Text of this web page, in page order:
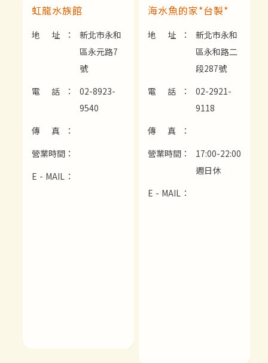
虹龍水族館
地 址：
新北市永和
區永元路7
號
電 話：
02-8923-
9540
傳 真：
營業時間：
E - MAIL：
海水魚的家*台製*
地 址：
新北市永和
區永和路二
段287號
電 話：
02-2921-
9118
傳 真：
營業時間：
17:00-22:00
週日休
E - MAIL：